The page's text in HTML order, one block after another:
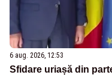
6 aug. 2026, 12:53
Sfidare uriașă din